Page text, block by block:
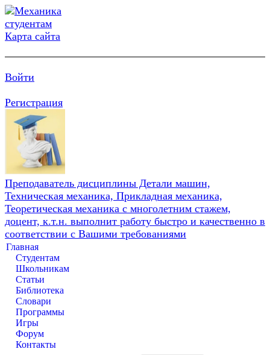
Карта сайта
Войти
Регистрация
Преподаватель дисциплины Детали машин,
Техническая механика, Прикладная механика,
Теоретическая механика с многолетним стажем,
доцент, к.т.н. выполнит работу быстро и качественно в
соответствии с Вашими требованиями
Главная
Студентам
Школьникам
Статьи
Библиотека
Словари
Программы
Игры
Форум
Контакты